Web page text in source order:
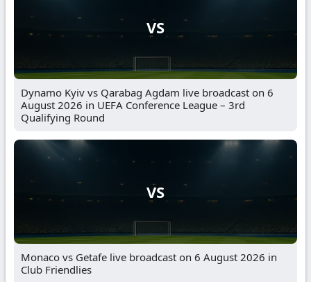
VS
Dynamo Kyiv vs Qarabag Agdam live broadcast on 6
August 2026 in UEFA Conference League – 3rd
Qualifying Round
VS
Monaco vs Getafe live broadcast on 6 August 2026 in
Club Friendlies